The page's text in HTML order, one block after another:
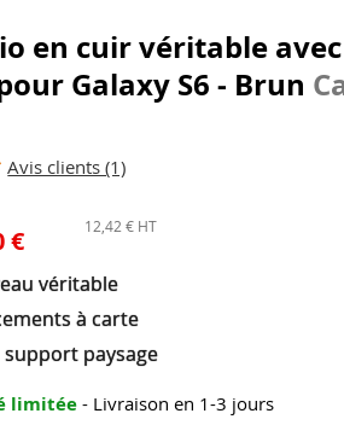
en cuir véritable
Galaxy S6 - Brun
Avis clients (1)
€ 12,42 € HT
véritable
à carte
paysage
limitée - Livraison en 1-3 jours